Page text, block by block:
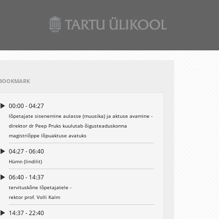
00:00 - 04:27
lõpetajate sisenemine aulasse (muusika) ja aktuse avamine -
direktor dr Peep Pruks kuulutab õigusteaduskonna
magistriõppe lõpuaktuse avatuks
04:27 - 06:40
Hümn (lindilit)
06:40 - 14:37
tervituskõne lõpetajatele -
rektor prof. Volli Kalm
14:37 - 22:40